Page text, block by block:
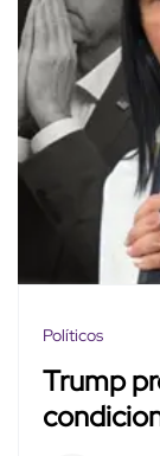
Políticos
Trump